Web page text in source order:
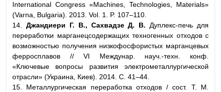
International Congress «Machines, Technolоgies, Materials»
(Varna, Bulgaria). 2013. Vol. 1. P. 107–110.
14. Джандиери Г. В., Сахвадзе Д. В. Дуплекс-печь для
переработки марганецсодержащих техногенных отходов с
возможностью получения низкофосфористых марганцевых
ферросплавов // VI Междунар. науч.-техн. конф.
«Ключевые вопросы развития электрометаллургической
отрасли» (Украина, Киев). 2014. С. 41–44.
15. Металлургическая переработка отходов / сост. Т. М.